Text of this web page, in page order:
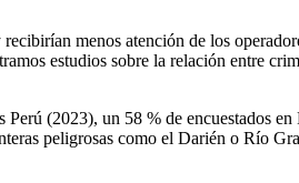
menos atención de los
estudios sobre la relación entre
(2023), un 58 % de encuestados
peligrosas como el Darién o Río